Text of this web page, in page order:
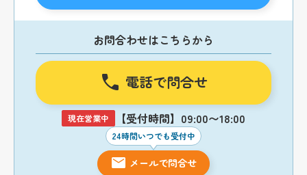
お問合わせはこちらから
電話で問合せ
現在営業中 【受付時間】09:00〜18:00
24時間いつでも受付中
メールで問合せ